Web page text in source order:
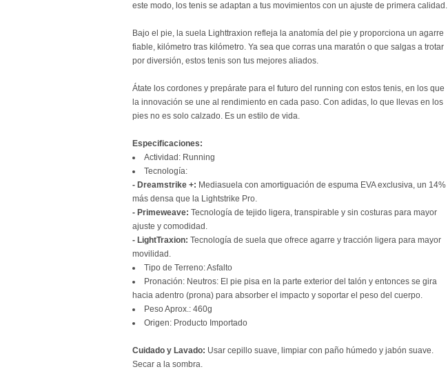
este modo, los tenis se adaptan a tus movimientos con un ajuste de primera calidad.
Bajo el pie, la suela Lighttraxion refleja la anatomía del pie y proporciona un agarre
fiable, kilómetro tras kilómetro. Ya sea que corras una maratón o que salgas a trotar
por diversión, estos tenis son tus mejores aliados.
Átate los cordones y prepárate para el futuro del running con estos tenis, en los que
la innovación se une al rendimiento en cada paso. Con adidas, lo que llevas en los
pies no es solo calzado. Es un estilo de vida.
Especificaciones:
Actividad: Running
Tecnología:
- Dreamstrike +: Mediasuela con amortiguación de espuma EVA exclusiva, un 14%
más densa que la Lightstrike Pro.
- Primeweave: Tecnología de tejido ligera, transpirable y sin costuras para mayor
ajuste y comodidad.
- LightTraxion: Tecnología de suela que ofrece agarre y tracción ligera para mayor
movilidad.
Tipo de Terreno: Asfalto
Pronación: Neutros: El pie pisa en la parte exterior del talón y entonces se gira
hacia adentro (prona) para absorber el impacto y soportar el peso del cuerpo.
Peso Aprox.: 460g
Origen: Producto Importado
Cuidado y Lavado: Usar cepillo suave, limpiar con paño húmedo y jabón suave.
Secar a la sombra.